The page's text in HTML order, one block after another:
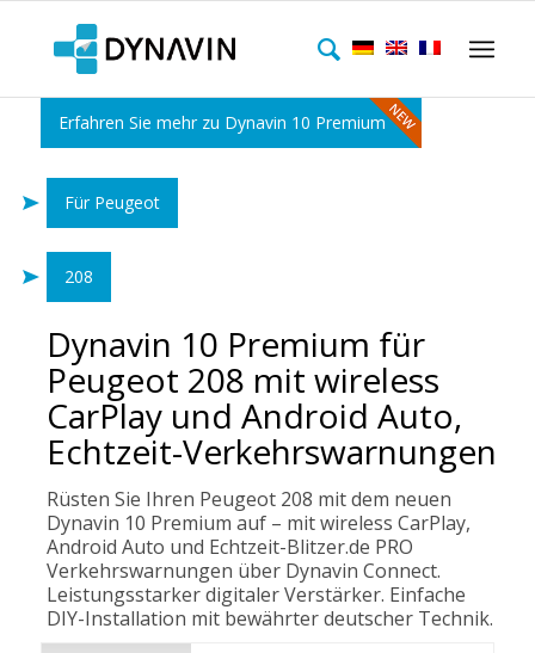
Erfahren Sie mehr zu Dynavin 10 Premium
Für Peugeot
208
Dynavin 10 Premium für
Peugeot 208 mit wireless
CarPlay und Android Auto,
Echtzeit-Verkehrswarnungen
Rüsten Sie Ihren Peugeot 208 mit dem neuen
Dynavin 10 Premium auf – mit wireless CarPlay,
Android Auto und Echtzeit-Blitzer.de PRO
Verkehrswarnungen über Dynavin Connect.
Leistungsstarker digitaler Verstärker. Einfache
DIY-Installation mit bewährter deutscher Technik.